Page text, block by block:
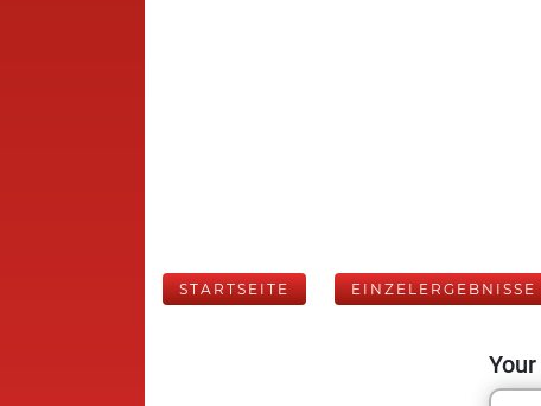
STARTSEITE EINZELERGEBNISSE